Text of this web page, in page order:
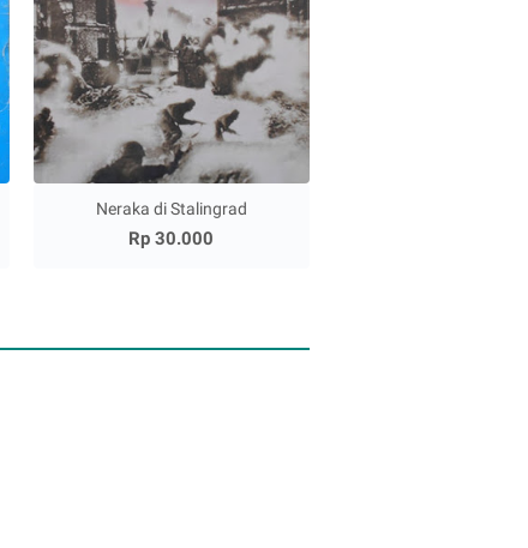
Neraka di Stalingrad
Rp 30.000